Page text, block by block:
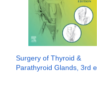
Surgery of Thyroid &
Parathyroid Glands, 3rd